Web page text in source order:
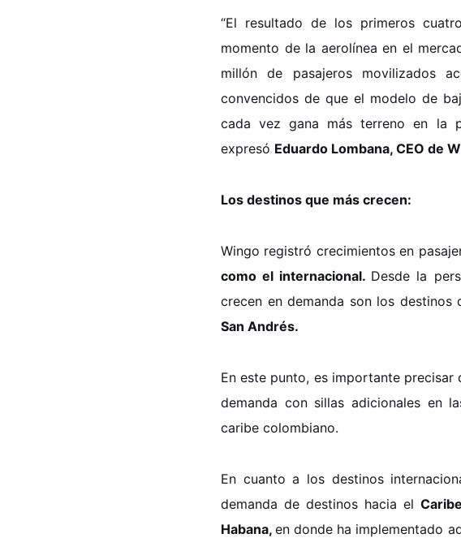
“El resultado de los primeros
momento de la aerolínea en el
millón de pasajeros movilizados
convencidos de que el modelo de
cada vez gana más terreno en la
expresó Eduardo Lombana, CEO de
Los destinos que más crecen:
Wingo registró crecimientos en
como el internacional. Desde la
crecen en demanda son los destinos
San Andrés.
En este punto, es importante precisar
demanda con sillas adicionales en
caribe colombiano.
En cuanto a los destinos
demanda de destinos hacia el
Habana,en donde ha implementado